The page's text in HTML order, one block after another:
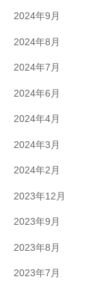
2024年9月
2024年8月
2024年7月
2024年6月
2024年4月
2024年3月
2024年2月
2023年12月
2023年9月
2023年8月
2023年7月